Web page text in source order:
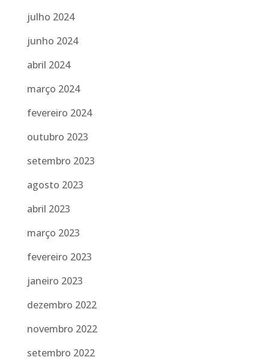
julho 2024
junho 2024
abril 2024
março 2024
fevereiro 2024
outubro 2023
setembro 2023
agosto 2023
abril 2023
março 2023
fevereiro 2023
janeiro 2023
dezembro 2022
novembro 2022
setembro 2022